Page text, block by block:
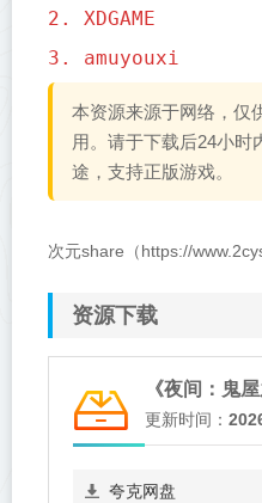
2. XDGAME
3. amuyouxi
本资源来源于网络，仅
用。请于下载后24小时
途，支持正版游戏。
次元share（https://
资源下载
更新时间：
夸克网盘